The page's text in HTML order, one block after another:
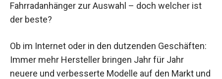
Fahrradanhänger zur Auswahl – doch welcher ist
der beste?
Ob im Internet oder in den dutzenden Geschäften:
Immer mehr Hersteller bringen Jahr für Jahr
neuere und verbesserte Modelle auf den Markt und